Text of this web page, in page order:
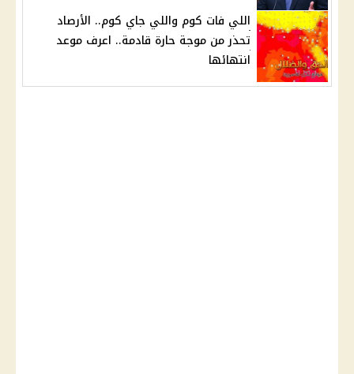
اللي فات كوم واللي جاي كوم.. الأرصاد
تحذر من موجة حارة قادمة.. اعرف موعد
انتهائها